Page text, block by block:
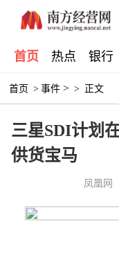
首页 热点 银行
首页 > 事件 > > 正文
三星SDI计划
供货宝马
凤凰网